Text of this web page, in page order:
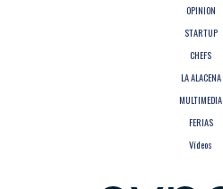
OPINION
STARTUP
CHEFS
LA ALACENA
MULTIMEDIA
FERIAS
Vídeos